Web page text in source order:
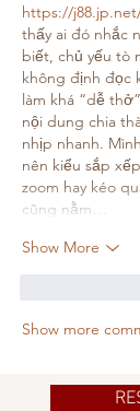
https://
thấy ai đó nhắc
biết, chủ yếu tò
không định đọc
làm khá “dễ
nội dung chia
nhịp nhanh.
nên kiểu sắp
zoom hay kéo
cũng nằm…
Show More
Show more